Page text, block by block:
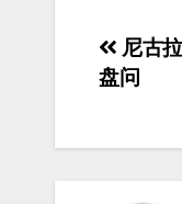
尼古
盘问